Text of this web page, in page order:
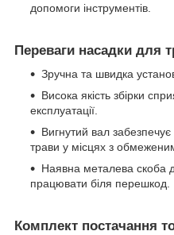
допомоги інструментів.
Переваги насадки для
Зручна та швидка
Висока якість збірки
експлуатації.
Вигнутий вал
трави у місцях з
Наявна металева скоба
працювати біля перешкод.
Комплект постачання